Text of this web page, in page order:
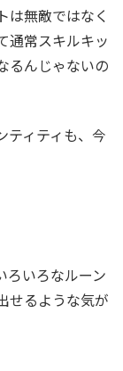
は無敵ではなく
通常スキルキッ
るんじゃないの
ティティも、今
ろいろなルーン
せるような気が